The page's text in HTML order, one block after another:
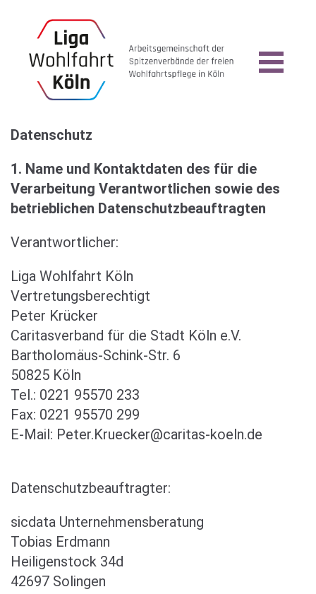
Datenschutz
1. Name und Kontaktdaten des für die
Verarbeitung Verantwortlichen sowie des
betrieblichen Datenschutzbeauftragten
Verantwortlicher:
Liga Wohlfahrt Köln
Vertretungsberechtigt
Peter Krücker
Caritasverband für die Stadt Köln e.V.
Bartholomäus-Schink-Str. 6
50825 Köln
Tel.: 0221 95570 233
Fax: 0221 95570 299
E-Mail: Peter.Kruecker@caritas-koeln.de
Datenschutzbeauftragter:
sicdata Unternehmensberatung
Tobias Erdmann
Heiligenstock 34d
42697 Solingen